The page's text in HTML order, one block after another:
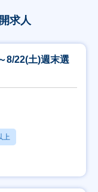
求人
8/22(土)週末選
上